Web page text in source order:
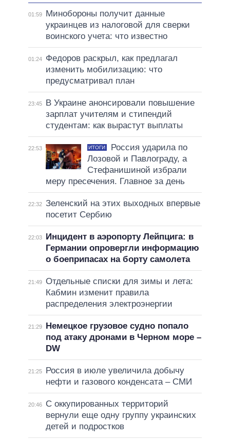
01:59
Минобороны получит данные
украинцев из налоговой для сверки
воинского учета: что известно
01:24
Федоров раскрыл, как предлагал
изменить мобилизацию: что
предусматривал план
23:45
В Украине анонсировали повышение
зарплат учителям и стипендий
студентам: как вырастут выплаты
22:53 ИТОГИ
Россия ударила по
Лозовой и Павлограду, а
Стефанишиной избрали
меру пресечения. Главное за день
22:32 Зеленский на этих выходных впервые
посетит Сербию
22:03
Инцидент в аэропорту Лейпцига: в
Германии опровергли информацию
о боеприпасах на борту самолета
21:49 Отдельные списки для зимы и лета:
Кабмин изменит правила
распределения электроэнергии
21:29
Немецкое грузовое судно попало
под атаку дронами в Черном море –
DW
21:25
Россия в июле увеличила добычу
нефти и газового конденсата – СМИ
20:46
С оккупированных территорий
вернули еще одну группу украинских
детей и подростков